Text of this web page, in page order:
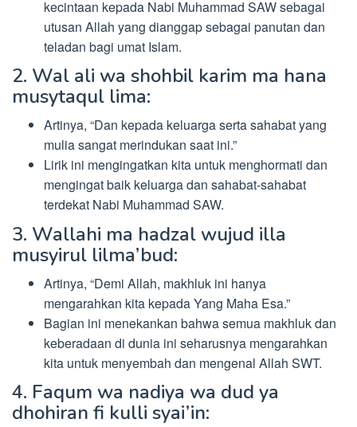
kecintaan kepada Nabi Muhammad SAW sebagai
utusan Allah yang dianggap sebagai panutan dan
teladan bagi umat Islam.
2. Wal ali wa shohbil karim ma hana
musytaqul lima:
Artinya, “Dan kepada keluarga serta sahabat yang
mulia sangat merindukan saat ini.”
Lirik ini mengingatkan kita untuk menghormati dan
mengingat baik keluarga dan sahabat-sahabat
terdekat Nabi Muhammad SAW.
3. Wallahi ma hadzal wujud illa
musyirul lilma’bud:
Artinya, “Demi Allah, makhluk ini hanya
mengarahkan kita kepada Yang Maha Esa.”
Bagian ini menekankan bahwa semua makhluk dan
keberadaan di dunia ini seharusnya mengarahkan
kita untuk menyembah dan mengenal Allah SWT.
4. Faqum wa nadiya wa dud ya
dhohiran fi kulli syai’in: